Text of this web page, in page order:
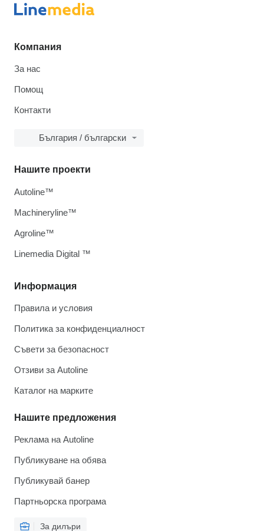
Компания
За нас
Помощ
Контакти
България / български
Информация
Правила и условия
Политика за конфиденциалност
Съвети за безопасност
Отзиви за Autoline
Каталог на марките
Нашите предложения
Реклама на Autoline
Публикуване на обява
Публикувай банер
Партньорска програма
За дилъри
Нашите проекти
Autoline™
Machineryline™
Agroline™
Linemedia Digital ™